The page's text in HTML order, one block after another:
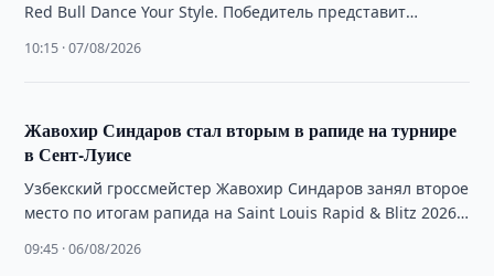
Red Bull Dance Your Style. Победитель представит
10:15 · 07/08/2026
Жавохир Синдаров стал вторым в рапиде на турнире
в Сент-Луисе
Узбекский гроссмейстер Жавохир Синдаров занял второе
место по итогам рапида на Saint Louis Rapid & Blitz 2026,
09:45 · 06/08/2026